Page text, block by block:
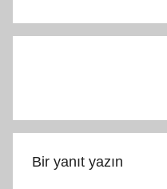
Bir yanıt yazın